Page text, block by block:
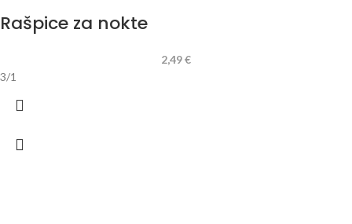
Rašpice za nokte
2,49€
3/1